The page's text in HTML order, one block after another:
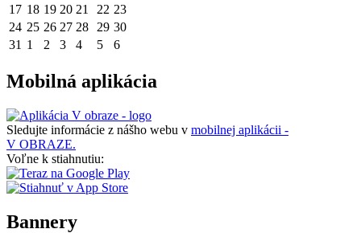
17 18 19 20 21 22 23
24 25 26 27 28 29 30
31 1 2 3 4 5 6
Mobilná aplikácia
Sledujte informácie z nášho webu v mobilnej aplikácii -
V OBRAZE.
Voľne k stiahnutiu:
Bannery